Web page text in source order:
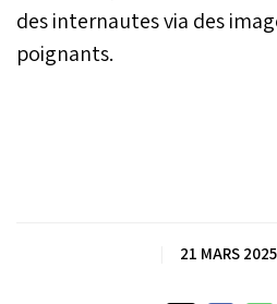
des internautes via des
poignants.
21 MARS